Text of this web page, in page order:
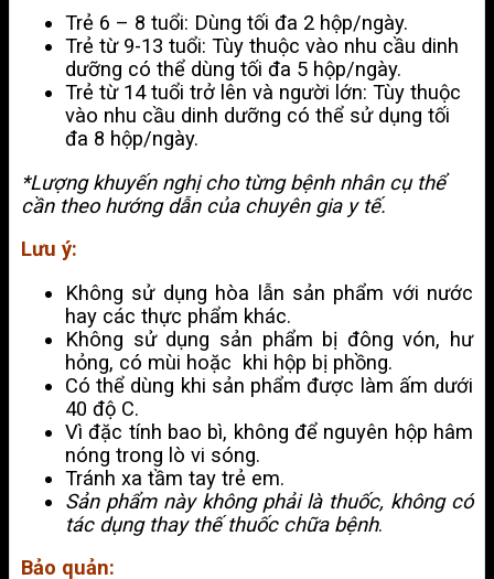
Trẻ 6 – 8 tuổi: Dùng tối đa 2 hộp/ngày.
Trẻ từ 9-13 tuổi: Tùy thuộc vào nhu cầu dinh
dưỡng có thể dùng tối đa 5 hộp/ngày.
Trẻ từ 14 tuổi trở lên và người lớn: Tùy thuộc
vào nhu cầu dinh dưỡng có thể sử dụng tối
đa 8 hộp/ngày.
*Lượng khuyến nghị cho từng bệnh nhân cụ thể
cần theo hướng dẫn của chuyên gia y tế.
Lưu ý:
Không sử dụng hòa lẫn sản phẩm với nước
hay các thực phẩm khác.
Không sử dụng sản phẩm bị đông vón, hư
hỏng, có mùi hoặc khi hộp bị phồng.
Có thể dùng khi sản phẩm được làm ấm dưới
40 độ C.
Vì đặc tính bao bì, không để nguyên hộp hâm
nóng trong lò vi sóng.
Tránh xa tầm tay trẻ em.
Sản phẩm này không phải là thuốc, không có
tác dụng thay thế thuốc chữa bệnh.
Bảo quản: